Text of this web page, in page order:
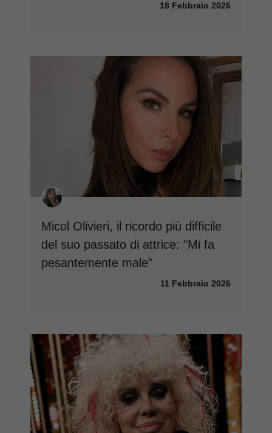
18 Febbraio 2026
Micol Olivieri, il ricordo più difficile
del suo passato di attrice: “Mi fa
pesantemente male”
11 Febbraio 2026